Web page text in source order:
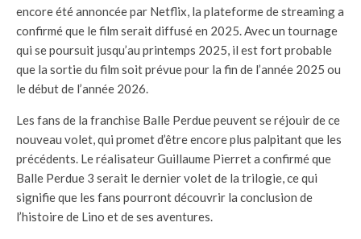
encore été annoncée par Netflix, la plateforme de streaming a
confirmé que le film serait diffusé en 2025. Avec un tournage
qui se poursuit jusqu’au printemps 2025, il est fort probable
que la sortie du film soit prévue pour la fin de l’année 2025 ou
le début de l’année 2026.
Les fans de la franchise Balle Perdue peuvent se réjouir de ce
nouveau volet, qui promet d’être encore plus palpitant que les
précédents. Le réalisateur Guillaume Pierret a confirmé que
Balle Perdue 3 serait le dernier volet de la trilogie, ce qui
signifie que les fans pourront découvrir la conclusion de
l’histoire de Lino et de ses aventures.